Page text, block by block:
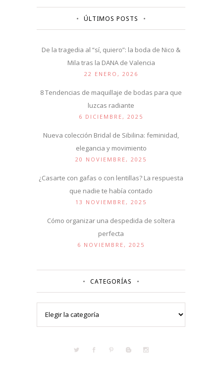
ÚLTIMOS POSTS
De la tragedia al “sí, quiero”: la boda de Nico &
Mila tras la DANA de Valencia
22 ENERO, 2026
8 Tendencias de maquillaje de bodas para que
luzcas radiante
6 DICIEMBRE, 2025
Nueva colección Bridal de Sibilina: feminidad,
elegancia y movimiento
20 NOVIEMBRE, 2025
¿Casarte con gafas o con lentillas? La respuesta
que nadie te había contado
13 NOVIEMBRE, 2025
Cómo organizar una despedida de soltera
perfecta
6 NOVIEMBRE, 2025
CATEGORÍAS